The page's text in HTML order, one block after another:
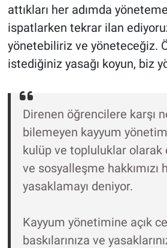
attıkları her adımda
ispatlarken tekrar ilan
yönetebiliriz ve yöneteceğiz.
istediğiniz yasağı koyun, biz
Direnen öğrencilere karşı
bilemeyen kayyum
kulüp ve topluluklar olarak
ve sosyalleşme hakkımızı
yasaklamayı deniyor.
Kayyum yönetimine açık
baskılarınıza ve